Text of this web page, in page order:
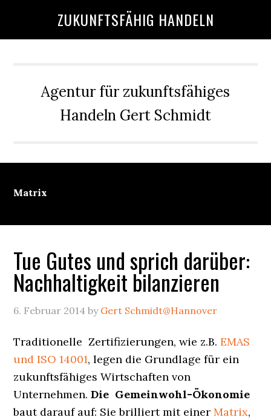
ZUKUNFTSFÄHIG HANDELN
Agentur für zukunftsfähiges
Handeln Gert Schmidt
Matrix
Tue Gutes und sprich darüber:
Nachhaltigkeit bilanzieren
6. Februar 2014 by Gert Schmidt@Hannover
Traditionelle Zertifizierungen, wie z.B.EMAS
und ISO 14001, legen die Grundlage für ein
zukunftsfähiges Wirtschaften von
Unternehmen. Die Gemeinwohl-Ökonomie
baut darauf auf: Sie brilliert mit einerMatrix,